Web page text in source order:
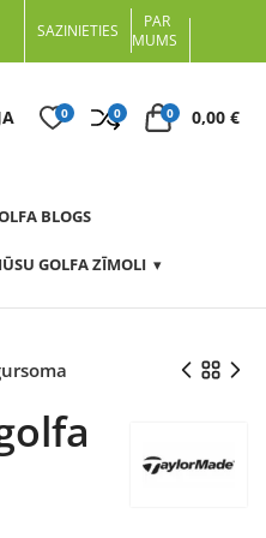
SAZINIETIES
PAR
MUMS
0 0 0 0,00 €
BLOGS
GOLFA ZĪMOLI